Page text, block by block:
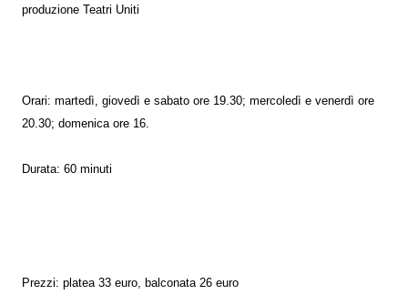
produzione Teatri Uniti
Orari: martedì, giovedì e sabato ore 19.30; mercoledì e venerdì ore
20.30; domenica ore 16.
Durata: 60 minuti
Prezzi: platea 33 euro, balconata 26 euro